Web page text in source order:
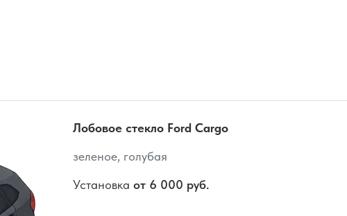
Лобовое стекло Ford Cargo
зеленое, голубая
Установка от 6 000 руб.